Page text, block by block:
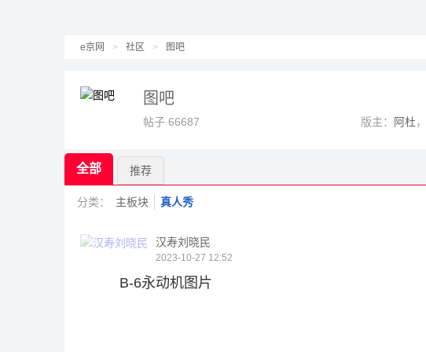
e京网 > 社区 > 图吧
图吧
版主： 阿杜，
帖子 66687
全部 推荐
分类： 主板块 真人秀
汉寿刘晓民
2023-10-27 12:52
B-6永动机图片